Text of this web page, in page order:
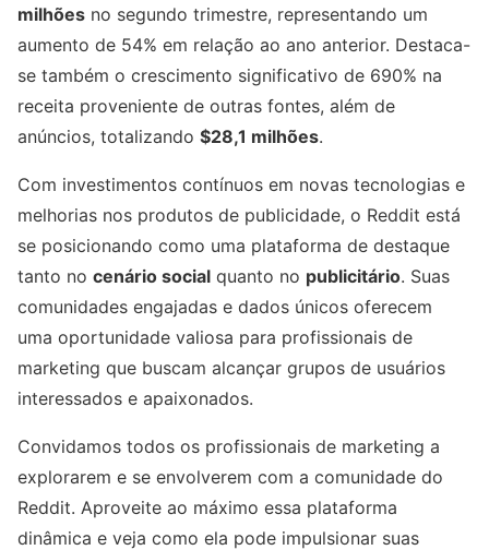
milhões no segundo trimestre, representando um
aumento de 54% em relação ao ano anterior. Destaca-
se também o crescimento significativo de 690% na
receita proveniente de outras fontes, além de
anúncios, totalizando $28,1 milhões.
Com investimentos contínuos em novas tecnologias e
melhorias nos produtos de publicidade, o Reddit está
se posicionando como uma plataforma de destaque
tanto no cenário social quanto no publicitário. Suas
comunidades engajadas e dados únicos oferecem
uma oportunidade valiosa para profissionais de
marketing que buscam alcançar grupos de usuários
interessados e apaixonados.
Convidamos todos os profissionais de marketing a
explorarem e se envolverem com a comunidade do
Reddit. Aproveite ao máximo essa plataforma
dinâmica e veja como ela pode impulsionar suas